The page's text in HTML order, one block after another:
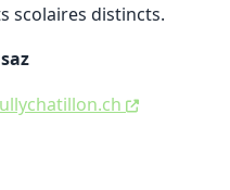
scolaires distincts.